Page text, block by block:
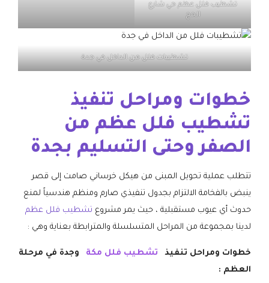
تشطيب فلل عظم حي شارع
الحج
تشطيبات فلل من الداخل في جدة
​خطوات ومراحل تنفيذ
تشطيب فلل عظم من
الصفر وحتى التسليم بجدة
تتطلب عملية تحويل المبنى من هيكل خرساني صامت إلى قصر
ينبض بالفخامة الالتزام بجدول تنفيذي صارم ومنظم هندسياً لمنع
حدوث أي عيوب مستقبلية ، حيث يمر مشروع تشطيب فلل عظم
لدينا بمجموعة من المراحل المتسلسلة والمترابطة بعناية وهي :
خطوات ومراحل تنفيذ تشطيب فلل مكة
وجدة في مرحلة
العظم :